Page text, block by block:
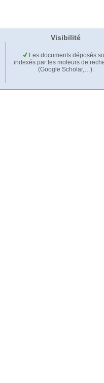
Visibilité
Les documents déposés
indexés par les moteurs de
(Google Scholar,…).